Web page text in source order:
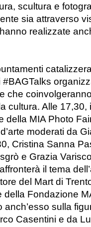
scultura e
sia attraverso
realizzate
che
cultura. Alle 17,30,
della MIA Photo
moderati da
Cristina Sanna
e Grazia
il tema
del Mart di
Fondazione
sulla
Casentini e da